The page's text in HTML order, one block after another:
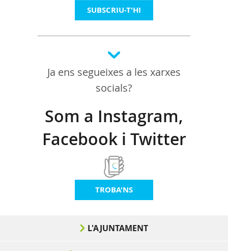
SUBSCRIU-T'HI
Ja ens segueixes a les xarxes
socials?
Som a Instagram,
Facebook i Twitter
TROBA'NS
L'AJUNTAMENT